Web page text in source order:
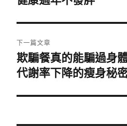
覽
文
章:
下一篇文章
下
一
文
欺騙餐真的能騙過身
代謝率下降的瘦身秘